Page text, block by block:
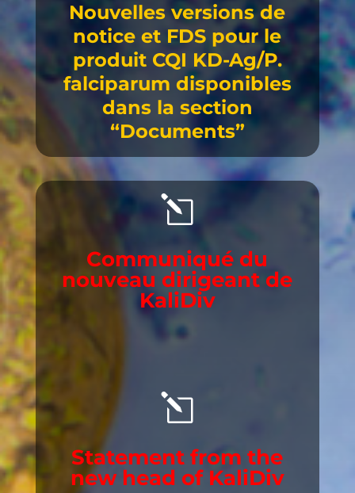
Nouvelles versions de
notice et FDS pour le
produit CQI KD-Ag/P.
falciparum disponibles
dans la section
“Documents”
l
Communiqué du
nouveau dirigeant de
KaliDiv
l
Statement from the
new head of KaliDiv